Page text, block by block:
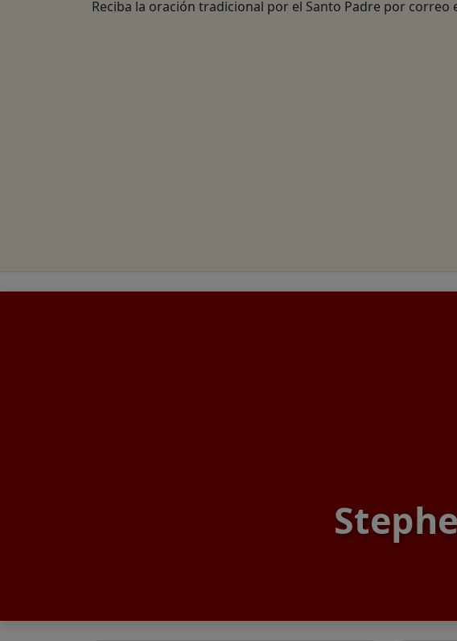
Reciba la oración tradicional por el Santo Padre por correo